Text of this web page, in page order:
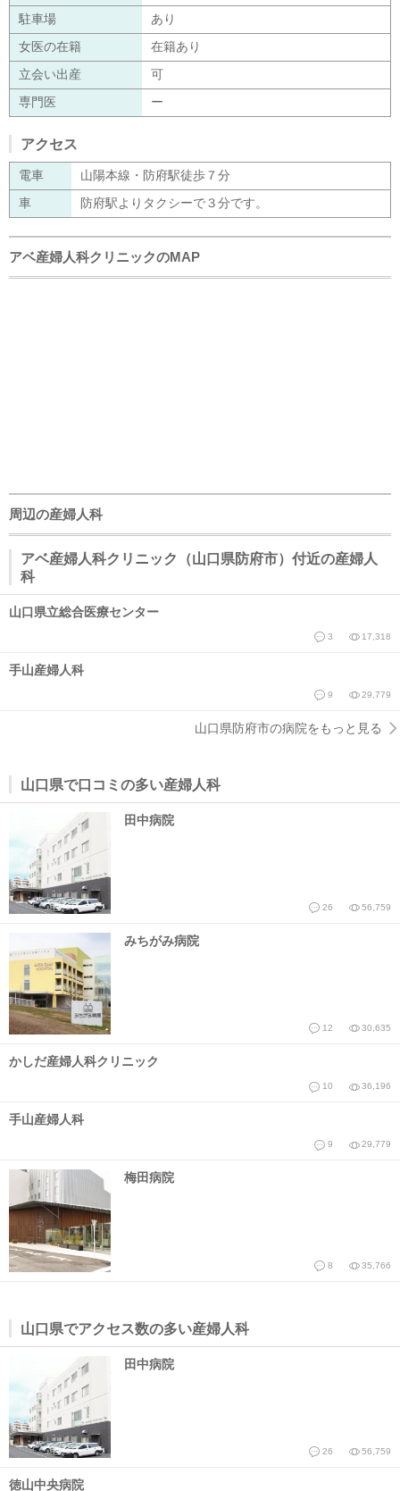
駐車場 あり
女医の在籍 在籍あり
立会い出産 可
専門医 ー
アクセス
電車 山陽本線・防府駅徒歩７分
車 防府駅よりタクシーで３分です。
アベ産婦人科クリニックのMAP
周辺の産婦人科
アベ産婦人科クリニック（山口県防府市）付近の産婦人
科
山口県立総合医療センター
3 17,318
手山産婦人科
9 29,779
山口県防府市の病院をもっと見る
山口県で口コミの多い産婦人科
田中病院
26 56,759
みちがみ病院
12 30,635
かしだ産婦人科クリニック
10 36,196
手山産婦人科
9 29,779
梅田病院
8 35,766
山口県でアクセス数の多い産婦人科
田中病院
26 56,759
徳山中央病院